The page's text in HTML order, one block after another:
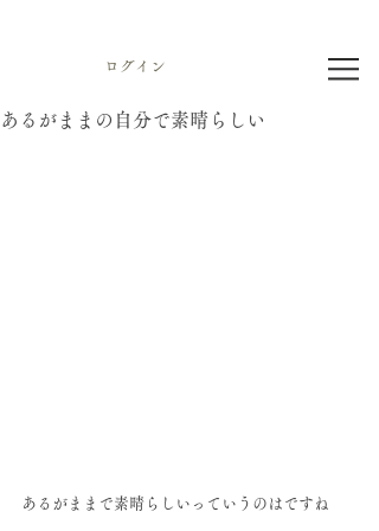
ログイン
あるがままの自分で素晴らしい
あるがままで素晴らしいっていうのはですね